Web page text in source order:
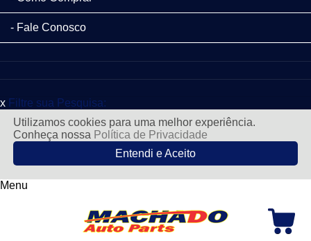
Fale Conosco
x Filtre sua Pesquisa:
Utilizamos cookies para uma melhor experiência.
Conheça nossa Política de Privacidade
Entendi e Aceito
Menu